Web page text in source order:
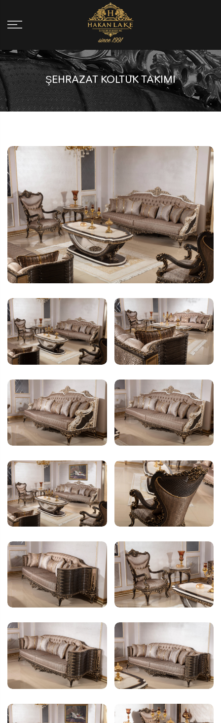
ŞEHRAZAT KOLTUK TAKIMI